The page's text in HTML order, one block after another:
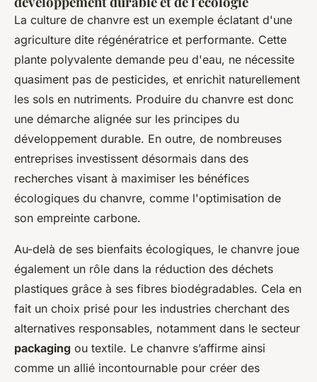
La culture de chanvre est un exemple éclatant d'une
agriculture dite régénératrice et performante. Cette
plante polyvalente demande peu d'eau, ne nécessite
quasiment pas de pesticides, et enrichit naturellement
les sols en nutriments. Produire du chanvre est donc
une démarche alignée sur les principes du
développement durable. En outre, de nombreuses
entreprises investissent désormais dans des
recherches visant à maximiser les bénéfices
écologiques du chanvre, comme l'optimisation de
son empreinte carbone.
Au-delà de ses bienfaits écologiques, le chanvre joue
également un rôle dans la réduction des déchets
plastiques grâce à ses fibres biodégradables. Cela en
fait un choix prisé pour les industries cherchant des
alternatives responsables, notamment dans le secteur
packaging ou textile. Le chanvre s’affirme ainsi
comme un allié incontournable pour créer des